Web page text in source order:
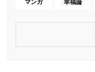
マンガ 幸福論